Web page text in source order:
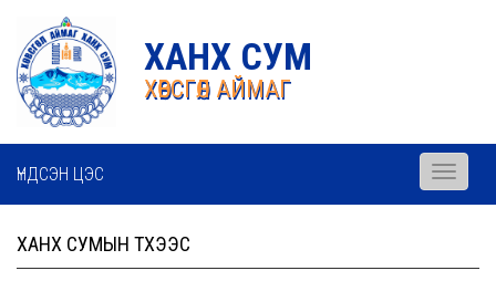
ХАНХ СУМ
ХӨВСГӨЛ АЙМАГ
ҮНДСЭН ЦЭС
Toggle
ХАНХ СУМЫН ТҮҮХЭЭС